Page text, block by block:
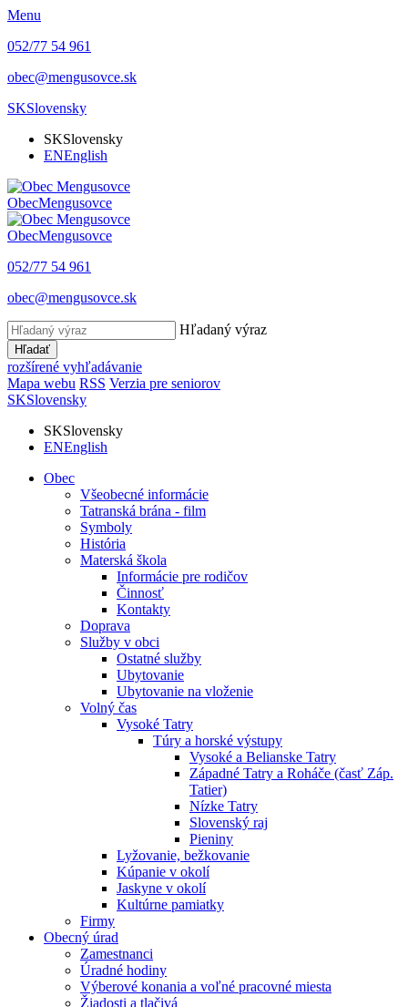
Menu
052/77 54 961
obec@mengusovce.sk
SKSlovensky
SKSlovensky
ENEnglish
ObecMengusovce
ObecMengusovce
052/77 54 961
obec@mengusovce.sk
Hľadaný výraz
Hľadať
rozšírené vyhľadávanie
Mapa webu RSS Verzia pre seniorov
SKSlovensky
SKSlovensky
ENEnglish
Obec
Všeobecné informácie
Tatranská brána - film
Symboly
História
Materská škola
Informácie pre rodičov
Činnosť
Kontakty
Doprava
Služby v obci
Ostatné služby
Ubytovanie
Ubytovanie na vloženie
Volný čas
Vysoké Tatry
Túry a horské výstupy
Vysoké a Belianske Tatry
Západné Tatry a Roháče (časť Záp.
Tatier)
Nízke Tatry
Slovenský raj
Pieniny
Lyžovanie, bežkovanie
Kúpanie v okolí
Jaskyne v okolí
Kultúrne pamiatky
Firmy
Obecný úrad
Zamestnanci
Úradné hodiny
Výberové konania a voľné pracovné miesta
Žiadosti a tlačivá